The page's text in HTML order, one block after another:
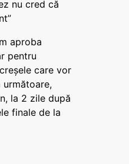
nu cred că
aproba
pentru
care vor
la 2 zile după
finale de la